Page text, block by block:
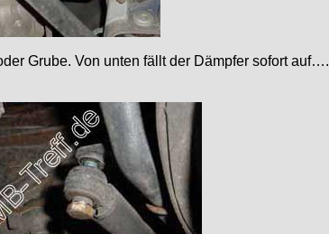
Grube. Von unten fällt der Dämpfer sofort auf….